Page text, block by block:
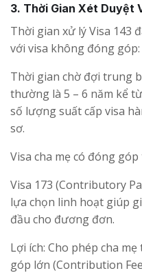
3. Thời Gian Xét Duyệt
Thời gian xử lý Visa 143
với visa không đóng góp:
Thời gian chờ đợi trung
thường là 5 – 6 năm kể
số lượng suất cấp visa
sơ.
Visa cha mẹ có đóng
Visa 173 (Contributory
lựa chọn linh hoạt giúp
đầu cho đương đơn.
Lợi ích: Cho phép cha
góp lớn (Contribution